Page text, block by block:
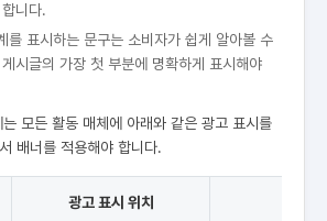
니다.
를 표시하는 문구는 소비자가 쉽게 알아볼 수
시글의 가장 첫 부분에 명확하게 표시해야
모든 활동 매체에 아래와 같은 광고 표시를
배너를 적용해야 합니다.
광고 표시 위치